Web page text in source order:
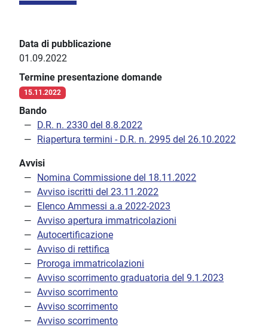
Data di pubblicazione
01.09.2022
Termine presentazione domande
15.11.2022
Bando
D.R. n. 2330 del 8.8.2022
Riapertura termini - D.R. n. 2995 del 26.10.2022
Avvisi
Nomina Commissione del 18.11.2022
Avviso iscritti del 23.11.2022
Elenco Ammessi a.a 2022-2023
Avviso apertura immatricolazioni
Autocertificazione
Avviso di rettifica
Proroga immatricolazioni
Avviso scorrimento graduatoria del 9.1.2023
Avviso scorrimento
Avviso scorrimento
Avviso scorrimento